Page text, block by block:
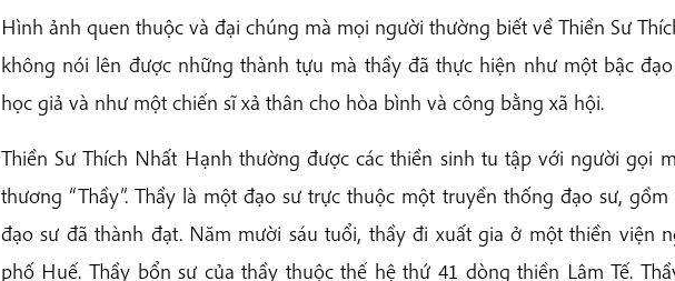
Hình ảnh quen thuộc và đại chúng mà mọi người thường biết về Thiền Sư
không nói lên được những thành tựu mà thầy đã thực hiện như một bậc
học giả và như một chiến sĩ xả thân cho hòa bình và công bằng xã hội.
Thiền Sư Thích Nhất Hạnh thường được các thiền sinh tu tập với người gọi
thương “Thầy”. Thầy là một đạo sư trực thuộc một truyền thống đạo sư,
đạo sư đã thành đạt. Năm mười sáu tuổi, thầy đi xuất gia ở một thiền viện
phố Huế. Thầy bổn sư của thầy thuộc thế hệ thứ 41 dòng thiền Lâm Tế.